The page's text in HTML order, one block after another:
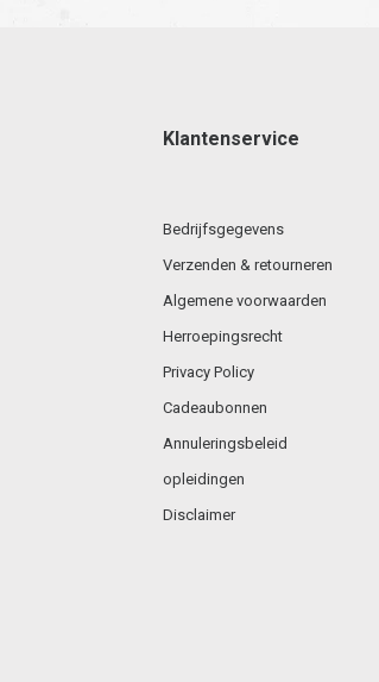
Klantenservice
Bedrijfsgegevens
Verzenden & retourneren
Algemene voorwaarden
Herroepingsrecht
Privacy Policy
Cadeaubonnen
Annuleringsbeleid
opleidingen
Disclaimer